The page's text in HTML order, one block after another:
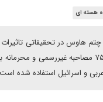
هسته ای
هاوس در تحقیقاتی تاثیرات
ها برای مذاکرات آتی را بررسی کرده اند. در این
و اسرائیل استفاده شده